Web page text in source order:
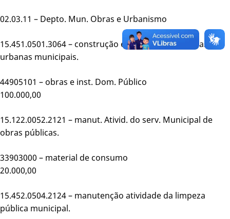
02.03.11 – Depto. Mun. Obras e Urbanismo
15.451.0501.3064 – construção e manutenção em vias
urbanas municipais.
44905101 – obras e inst. Dom. Público
100.000,00
15.122.0052.2121 – manut. Ativid. do serv. Municipal de
obras públicas.
33903000 – material de consumo
20.000,00
15.452.0504.2124 – manutenção atividade da limpeza
pública municipal.